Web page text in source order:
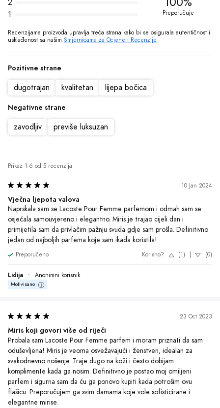
2
1
Preporučuje
Recenzijama proizvoda upravlja treća strana kako bi se osigurala autentičnost i
usklađenost sa našim Smjernicama za Ocjene i Recenzije
Pozitivne strane
dugotrajan kvalitetan lijepa bočica
Negativne strane
zavodljiv previše luksuzan
Prikaz 1-6 od 5 recenzija
10 Jan 2024
Vječna ljepota valova
Naprskala sam se Lacoste Pour Femme parfemom i odmah sam se
osjećala samouvjereno i elegantno. Miris je trajao cijeli dan i
primijetila sam da privlačim pažnju svuda gdje sam prošla. Definitivno
jedan od najboljih parfema koje sam ikada koristila!
Preporučeno Korisno? (1) (0)
Lidija • Anonimni korisnik
Motivisano
23 Oct 2023
Miris koji govori više od riječi
Probala sam Lacoste Pour Femme parfem i moram priznati da sam
oduševljena! Miris je veoma osvežavajući i ženstven, idealan za
svakodnevno nošenje. Traje dugo na koži i često dobijam
komplimente kada ga nosim. Definitivno je postao moj omiljeni
parfem i sigurna sam da ću ga ponovo kupiti kada potrošim ovu
flašicu. Preporučujem ga svim damama koje vole sofisticirane i
elegantne mirise.